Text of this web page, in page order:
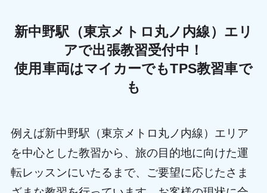
新中野駅（東京メトロ丸ノ内線）エリ
アで出張教習受付中！
使用車両はマイカーでもTPS教習車で
も
例えば新中野駅（東京メトロ丸ノ内線）エリア
を中心とした教習から、旅の目的地に向けた運
転レッスンにいたるまで、ご要望に応じたさま